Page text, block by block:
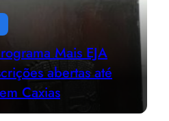
Mais EJA
abertas até
Caxias